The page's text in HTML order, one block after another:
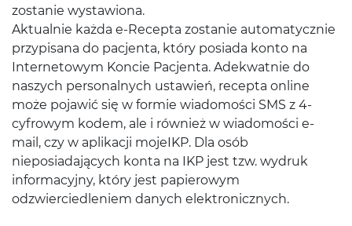
zostanie wystawiona.
Aktualnie każda e-Recepta zostanie automatycznie
przypisana do pacjenta, który posiada konto na
Internetowym Koncie Pacjenta. Adekwatnie do
naszych personalnych ustawień, recepta online
może pojawić się w formie wiadomości SMS z 4-
cyfrowym kodem, ale i również w wiadomości e-
mail, czy w aplikacji mojeIKP. Dla osób
nieposiadających konta na IKP jest tzw. wydruk
informacyjny, który jest papierowym
odzwierciedleniem danych elektronicznych.